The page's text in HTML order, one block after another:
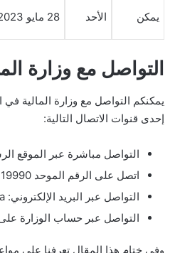
يمكن الأحد 28 مايو 2023م
التواصل مع وزارة
يمكنكم التواصل مع وزارة المالية في
إحدى قنوات الاتصال التالية:
التواصل مباشرة عبر الموقع
اتصل على الرقم الموحد 19990.
التواصل عبر البريد الإلكتروني: ccc@mof.gov.sa.
التواصل عبر حساب الوزارة على
وفي ختام هذا المقال تعرفنا على